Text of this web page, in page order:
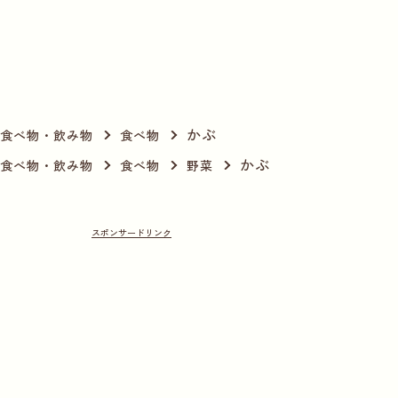
食べ物・飲み物 食べ物 かぶ
食べ物・飲み物 食べ物 野菜 かぶ